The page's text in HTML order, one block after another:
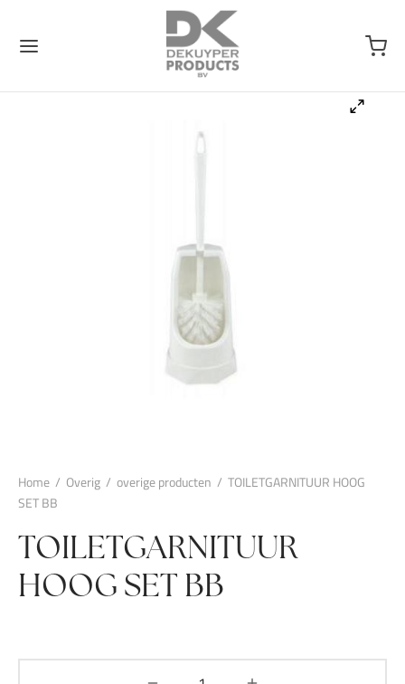
Home / Overig / overige producten / TOILETGARNITUUR HOOG
SET BB
TOILETGARNITUUR
HOOG SET BB